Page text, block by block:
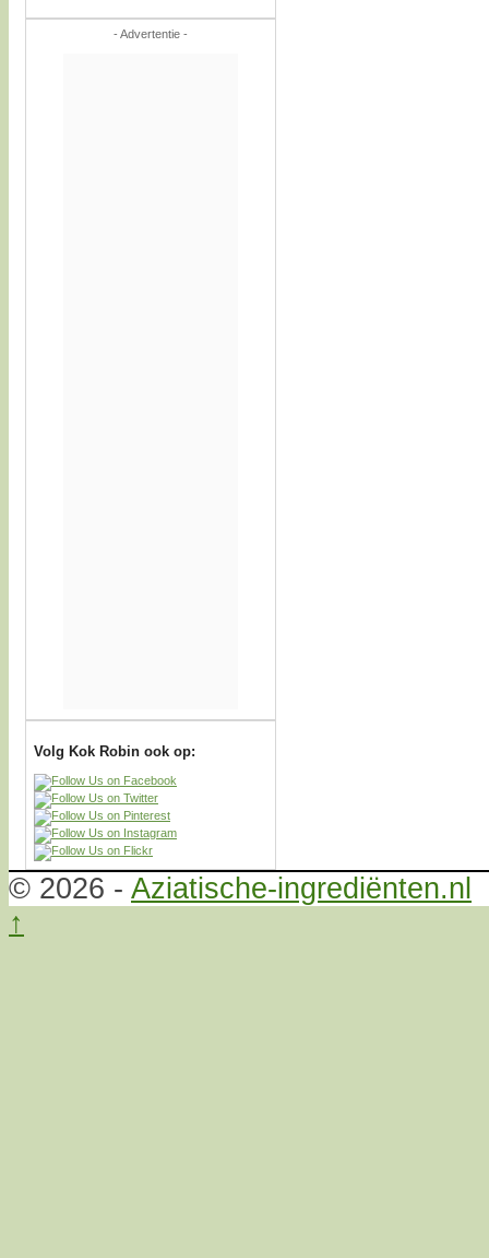
- Advertentie -
Volg Kok Robin ook op:
© 2026 - Aziatische-ingrediënten.nl
↑